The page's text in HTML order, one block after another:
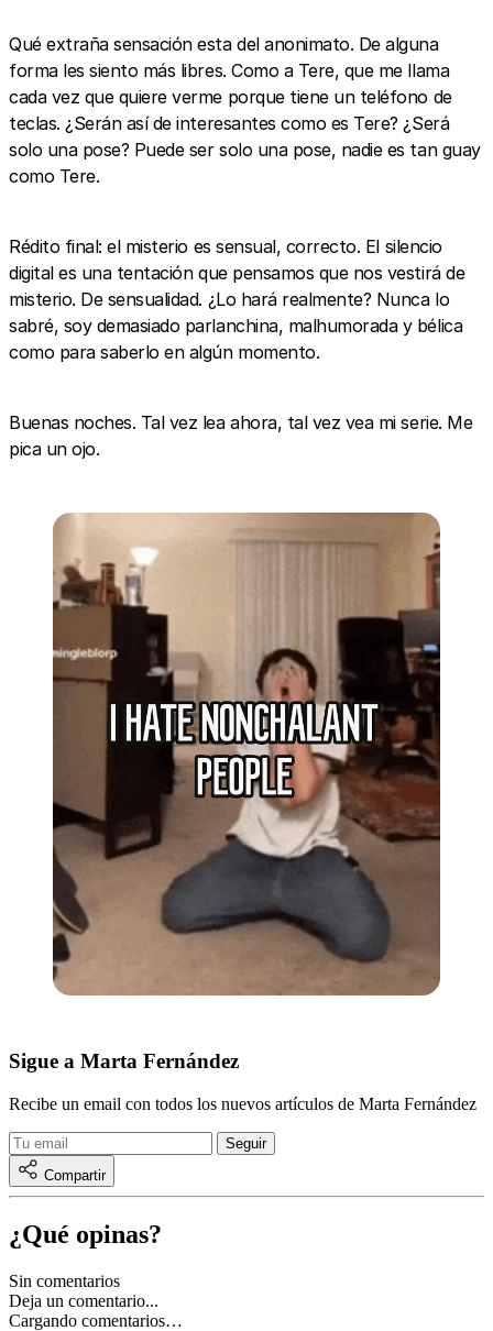
Qué extraña sensación esta del anonimato. De alguna
forma les siento más libres. Como a Tere, que me llama
cada vez que quiere verme porque tiene un teléfono de
teclas. ¿Serán así de interesantes como es Tere? ¿Será
solo una pose? Puede ser solo una pose, nadie es tan guay
como Tere.
Rédito final: el misterio es sensual, correcto. El silencio
digital es una tentación que pensamos que nos vestirá de
misterio. De sensualidad. ¿Lo hará realmente? Nunca lo
sabré, soy demasiado parlanchina, malhumorada y bélica
como para saberlo en algún momento.
Buenas noches. Tal vez lea ahora, tal vez vea mi serie. Me
pica un ojo.
Sigue a Marta Fernández
Recibe un email con todos los nuevos artículos de Marta Fernández
Compartir
¿Qué opinas?
Sin comentarios
Deja un comentario...
Cargando comentarios…